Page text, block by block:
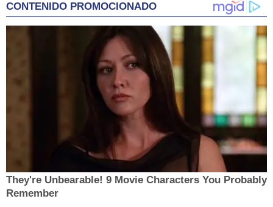
CONTENIDO PROMOCIONADO
They're Unbearable! 9 Movie Characters You Probably
Remember